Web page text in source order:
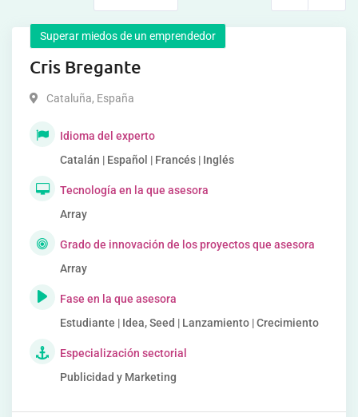
Superar miedos de un emprendedor
Cris Bregante
Cataluña, España
Idioma del experto
Catalán | Español | Francés | Inglés
Tecnología en la que asesora
Array
Grado de innovación de los proyectos que asesora
Array
Fase en la que asesora
Estudiante | Idea, Seed | Lanzamiento | Crecimiento
Especialización sectorial
Publicidad y Marketing